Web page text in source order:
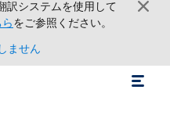
訳システムを使用して
をご参照ください。
ません